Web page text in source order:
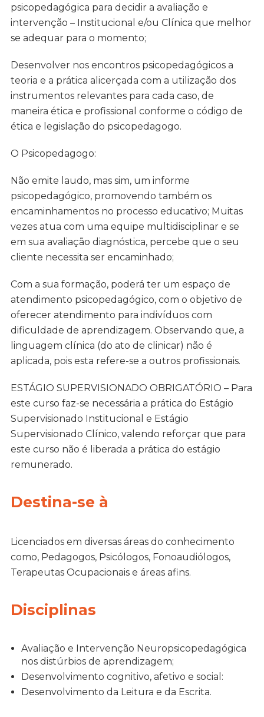
psicopedagógica para decidir a avaliação e
intervenção – Institucional e/ou Clínica que melhor
se adequar para o momento;
Desenvolver nos encontros psicopedagógicos a
teoria e a prática alicerçada com a utilização dos
instrumentos relevantes para cada caso, de
maneira ética e profissional conforme o código de
ética e legislação do psicopedagogo.
O Psicopedagogo:
Não emite laudo, mas sim, um informe
psicopedagógico, promovendo também os
encaminhamentos no processo educativo; Muitas
vezes atua com uma equipe multidisciplinar e se
em sua avaliação diagnóstica, percebe que o seu
cliente necessita ser encaminhado;
Com a sua formação, poderá ter um espaço de
atendimento psicopedagógico, com o objetivo de
oferecer atendimento para indivíduos com
dificuldade de aprendizagem. Observando que, a
linguagem clínica (do ato de clinicar) não é
aplicada, pois esta refere-se a outros profissionais.
ESTÁGIO SUPERVISIONADO OBRIGATÓRIO – Para
este curso faz-se necessária a prática do Estágio
Supervisionado Institucional e Estágio
Supervisionado Clínico, valendo reforçar que para
este curso não é liberada a prática do estágio
remunerado.
Destina-se à
Licenciados em diversas áreas do conhecimento
como, Pedagogos, Psicólogos, Fonoaudiólogos,
Terapeutas Ocupacionais e áreas afins.
Disciplinas
Avaliação e Intervenção Neuropsicopedagógica
nos distúrbios de aprendizagem;
Desenvolvimento cognitivo, afetivo e social:
Desenvolvimento da Leitura e da Escrita.